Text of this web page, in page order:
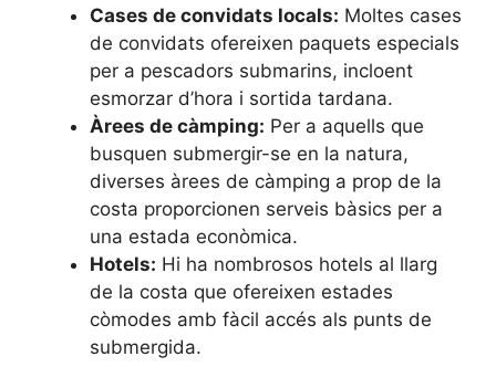
Cases de convidats locals: Moltes cases
de convidats ofereixen paquets especials
per a pescadors submarins, incloent
esmorzar d’hora i sortida tardana.
Àrees de càmping: Per a aquells que
busquen submergir-se en la natura,
diverses àrees de càmping a prop de la
costa proporcionen serveis bàsics per a
una estada econòmica.
Hotels: Hi ha nombrosos hotels al llarg
de la costa que ofereixen estades
còmodes amb fàcil accés als punts de
submergida.